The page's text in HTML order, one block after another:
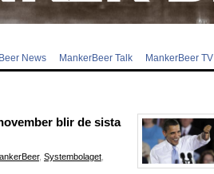
News MankerBeer Talk MankerBeer TV
blir de sista
, Systembolaget